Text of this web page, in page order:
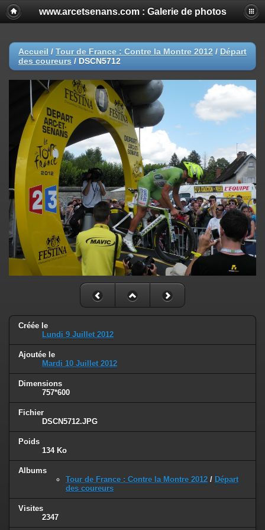
www.arcetsenans.com : Galerie de photos
Accueil / Tour de France : Contre la Montre 2012 / Départ
des coureurs / DSCN5712
Créée le
Lundi 9 Juillet 2012
Ajoutée le
Mardi 10 Juillet 2012
Dimensions
757*600
Fichier
DSCN5712.JPG
Poids
134 Ko
Albums
Tour de France : Contre la Montre 2012 / Départ
des coureurs
Visites
2347